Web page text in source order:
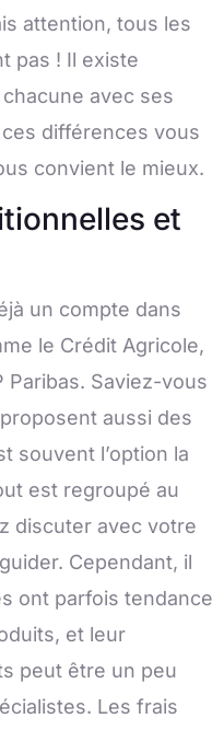
attention, tous les
pas ! Il existe
avec ses
différences vous
convient le mieux.
et
un compte dans
le Crédit Agricole,
Paribas. Saviez-vous
aussi des
souvent l’option la
est regroupé au
discuter avec votre
Cependant, il
ont parfois tendance
et leur
peut être un peu
Les frais